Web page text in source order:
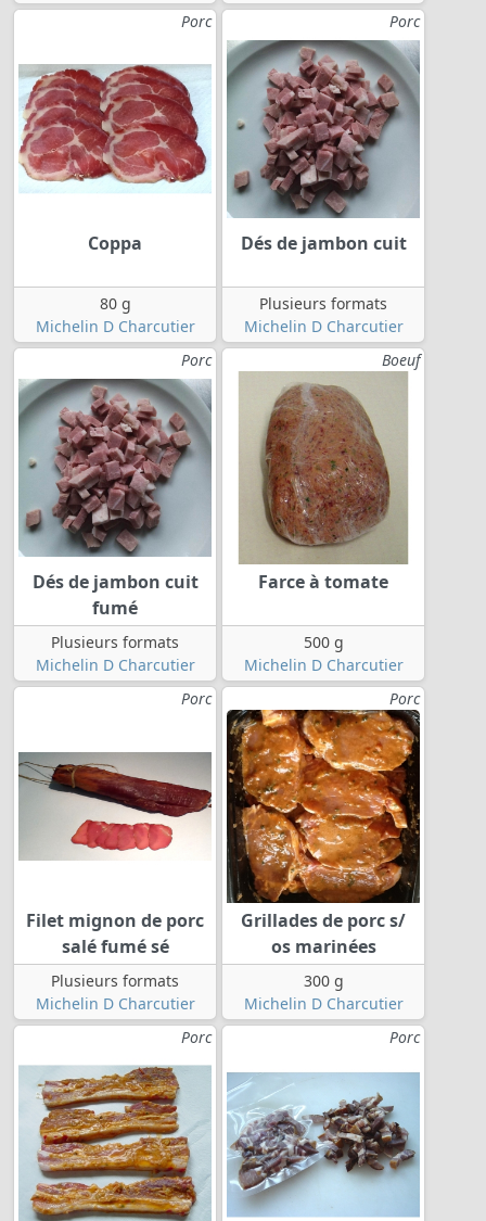
Porc
Coppa
80 g
Michelin D Charcutier
Porc
Dés de jambon cuit
Plusieurs formats
Michelin D Charcutier
Porc
Dés de jambon cuit
fumé
Plusieurs formats
Michelin D Charcutier
Boeuf
Farce à tomate
500 g
Michelin D Charcutier
Porc
Filet mignon de porc
salé fumé sé
Plusieurs formats
Michelin D Charcutier
Porc
Grillades de porc s/
os marinées
300 g
Michelin D Charcutier
Porc
Porc